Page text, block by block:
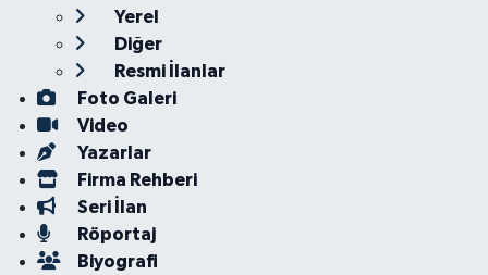
Yerel
Diğer
Resmi İlanlar
Foto Galeri
Video
Yazarlar
Firma Rehberi
Seri İlan
Röportaj
Biyografi